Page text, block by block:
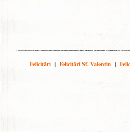
Felicitări | Felicitări Sf. Valentin |